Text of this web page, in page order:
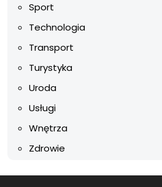
Sport
Technologia
Transport
Turystyka
Uroda
Usługi
Wnętrza
Zdrowie